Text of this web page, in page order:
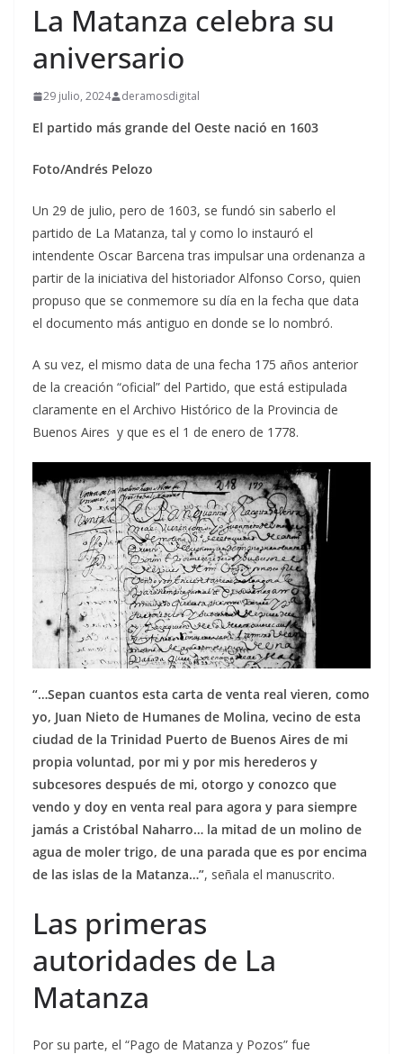
La Matanza celebra su
aniversario
29 julio, 2024 deramosdigital
El partido más grande del Oeste nació en 1603
Foto/Andrés Pelozo
Un 29 de julio, pero de 1603, se fundó sin saberlo el
partido de La Matanza, tal y como lo instauró el
intendente Oscar Barcena tras impulsar una ordenanza a
partir de la iniciativa del historiador Alfonso Corso, quien
propuso que se conmemore su día en la fecha que data
el documento más antiguo en donde se lo nombró.
A su vez, el mismo data de una fecha 175 años anterior
de la creación “oficial” del Partido, que está estipulada
claramente en el Archivo Histórico de la Provincia de
Buenos Aires y que es el 1 de enero de 1778.
“…Sepan cuantos esta carta de venta real vieren, como
yo, Juan Nieto de Humanes de Molina, vecino de esta
ciudad de la Trinidad Puerto de Buenos Aires de mi
propia voluntad, por mi y por mis herederos y
subcesores después de mi, otorgo y conozco que
vendo y doy en venta real para agora y para siempre
jamás a Cristóbal Naharro… la mitad de un molino de
agua de moler trigo, de una parada que es por encima
de las islas de la Matanza…”, señala el manuscrito.
Las primeras
autoridades de La
Matanza
Por su parte, el “Pago de Matanza y Pozos” fue